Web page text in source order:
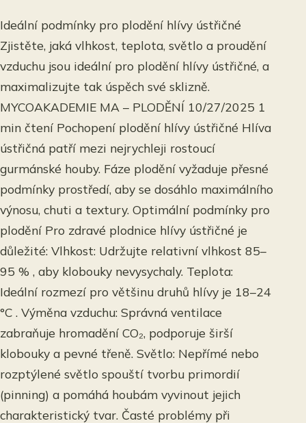
Ideální podmínky pro plodění hlívy ústřičné
Zjistěte, jaká vlhkost, teplota, světlo a proudění
vzduchu jsou ideální pro plodění hlívy ústřičné, a
maximalizujte tak úspěch své sklizně.
MYCOAKADEMIE MA – PLODĚNÍ 10/27/2025 1
min čtení Pochopení plodění hlívy ústřičné Hlíva
ústřičná patří mezi nejrychleji rostoucí
gurmánské houby. Fáze plodění vyžaduje přesné
podmínky prostředí, aby se dosáhlo maximálního
výnosu, chuti a textury. Optimální podmínky pro
plodění Pro zdravé plodnice hlívy ústřičné je
důležité: Vlhkost: Udržujte relativní vlhkost 85–
95 % , aby klobouky nevysychaly. Teplota:
Ideální rozmezí pro většinu druhů hlívy je 18–24
°C . Výměna vzduchu: Správná ventilace
zabraňuje hromadění CO₂, podporuje širší
klobouky a pevné třeně. Světlo: Nepřímé nebo
rozptýlené světlo spouští tvorbu primordií
(pinning) a pomáhá houbám vyvinout jejich
charakteristický tvar. Časté problémy při